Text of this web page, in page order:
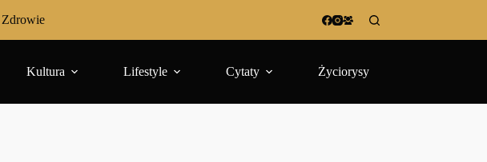
Zdrowie
Kultura Lifestyle Cytaty Życiorysy